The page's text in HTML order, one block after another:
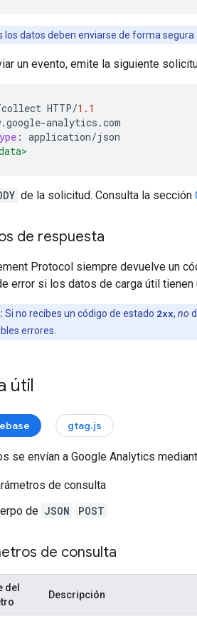
los datos deben enviarse de forma segura
un evento, emite la siguiente
collect HTTP/1.1
.google-analytics .com
: application/json
de la solicitud. Consulta la sección
de respuesta
Protocol siempre devuelve un
error si los datos de carga útil
Si no recibes un código de estado 2xx, no
errores.
útil
gtag.js
se envían a Google Analytics
de consulta
de JSON POST
de consulta
del
Descripción